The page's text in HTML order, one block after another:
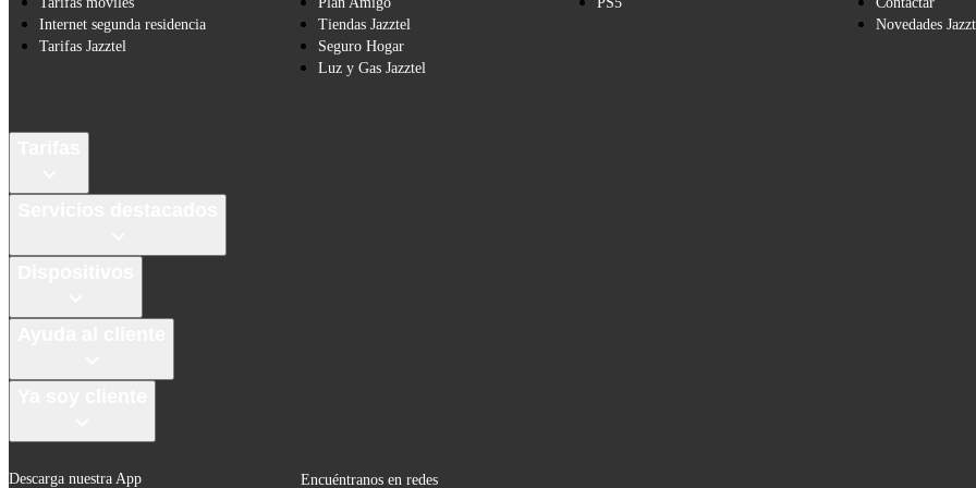
Internet segunda residencia
Tarifas Jazztel
Tiendas Jazztel
Seguro Hogar
Luz y Gas Jazztel
Novedades
Descarga nuestra App Encuéntranos en redes